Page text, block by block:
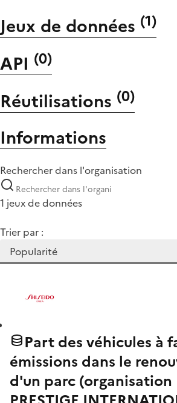
Jeux de données (1)
API (0)
Réutilisations (0)
Informations
Rechercher dans l'organisation
1 jeux de données
Trier par :
Part des véhicules à
émissions dans le
d'un parc (organisation